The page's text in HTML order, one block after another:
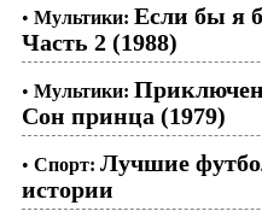
• Мультики: Если бы я
Часть 2 (1988)
• Мультики:
Сон принца (1979)
• Спорт: Лучшие
истории